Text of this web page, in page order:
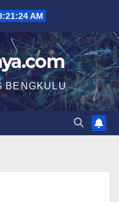
AM
BENGKULU